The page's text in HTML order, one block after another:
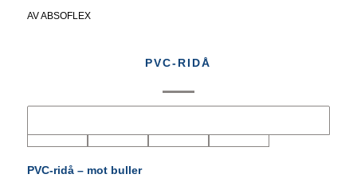
AVABSOFLEX
PVC-RIDÅ
PVC-ridå – mot buller